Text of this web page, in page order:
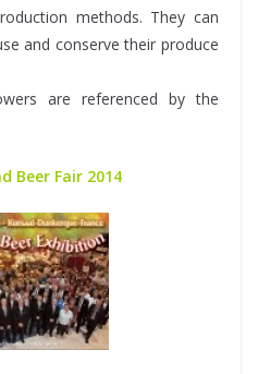
methods. They can
and conserve their produce
are referenced by the
Beer Fair 2014